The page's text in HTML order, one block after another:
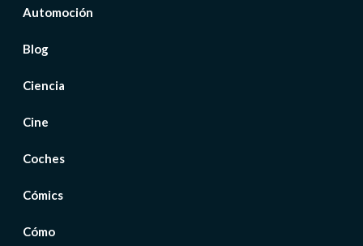
Automoción
Blog
Ciencia
Cine
Coches
Cómics
Cómo